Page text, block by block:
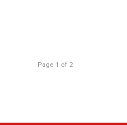
Page 1 of 2